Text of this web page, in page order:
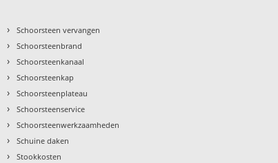
› Schoorsteen vervangen
› Schoorsteenbrand
› Schoorsteenkanaal
› Schoorsteenkap
› Schoorsteenplateau
› Schoorsteenservice
› Schoorsteenwerkzaamheden
› Schuine daken
› Stookkosten